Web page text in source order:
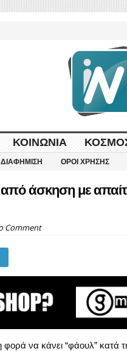
ΚΟΙΝΩΝΊΑ
ΔΙΑΦΉΜΙΣΗ ΌΡΟΙ ΧΡΉΣΗΣ
άσκηση με
Comment
να κάνει “φάουλ” κατά